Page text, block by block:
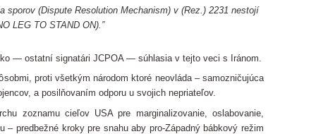
sporov (Dispute Resolution Mechanism) v (Rez.) 2231 nestojí
LEG TO STAND ON).”
— ostatní signatári JCPOA — súhlasia v tejto veci s Iránom.
proti všetkým národom ktoré neovláda – samozničujúca
a posilňovaním odporu u svojich nepriateľov.
zoznamu cieľov USA pre marginalizovanie, oslabovanie,
– predbežné kroky pre snahu aby pro-Západný bábkový režim